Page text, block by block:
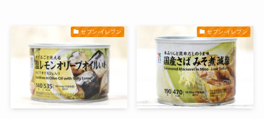
セブン-イレブン セブン-イレブン